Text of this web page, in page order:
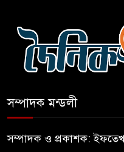
সম্পাদক মন্ডলী
সম্পাদক ও প্রকাশক: